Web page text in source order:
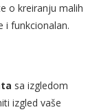
o kreiranju malih
i funkcionalan.
sa izgledom
izgled vaše